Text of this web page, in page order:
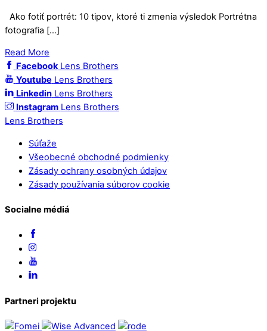
Ako fotiť portrét: 10 tipov, ktoré ti zmenia výsledok Portrétna
fotografia […]
Read More
Facebook Lens Brothers
Youtube Lens Brothers
Linkedin Lens Brothers
Instagram Lens Brothers
Lens Brothers
Súťaže
Všeobecné obchodné podmienky
Zásady ochrany osobných údajov
Zásady používania súborov cookie
Socialne médiá
Partneri projektu